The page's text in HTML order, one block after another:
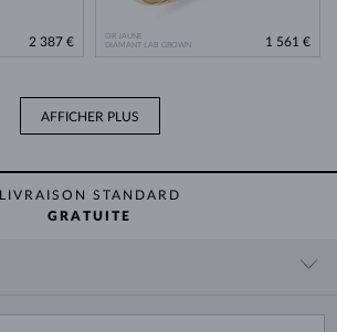
2 387 €
OR JAUNE
DIAMANT LAB GROWN
1 561 €
AFFICHER PLUS
LIVRAISON STANDARD
GRATUITE